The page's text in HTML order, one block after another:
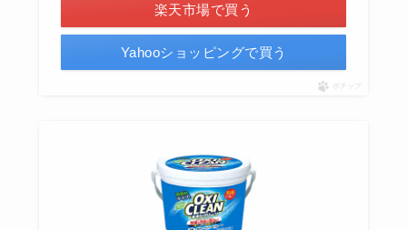
楽天市場で買う
Yahooショッピングで買う
ポチップ